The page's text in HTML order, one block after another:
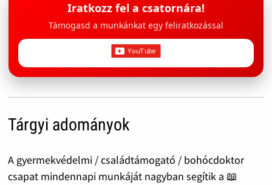
Iratkozz fel a csatornára!
Támogasd a munkánkat egy feliratkozással
Tárgyi adományok
A gyermekvédelmi / családtámogató / bohócdoktor
csapat mindennapi munkáját nagyban segítik a 📖